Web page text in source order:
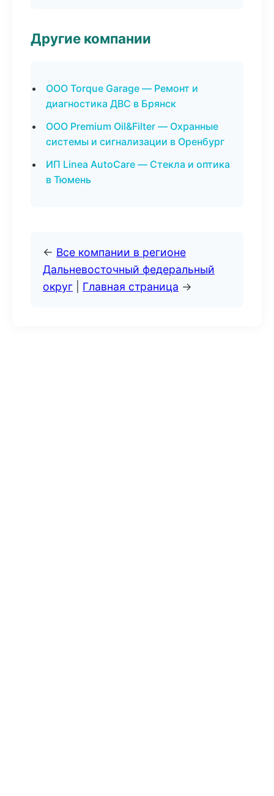
Другие компании
ООО Torque Garage — Ремонт и
диагностика ДВС в Брянск
ООО Premium Oil&Filter — Охранные
системы и сигнализации в Оренбург
ИП Linea AutoCare — Стекла и оптика
в Тюмень
← Все компании в регионе
Дальневосточный федеральный
округ
Главная страница →